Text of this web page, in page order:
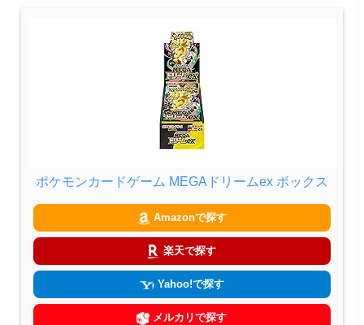
ポケモンカードゲーム MEGAドリームex ボックス
Amazonで探す
楽天で探す
Yahoo!で探す
メルカリで探す